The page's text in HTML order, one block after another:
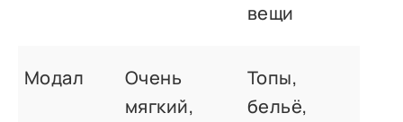
вещи
Модал
Очень
мягкий,
Топы,
бельё,